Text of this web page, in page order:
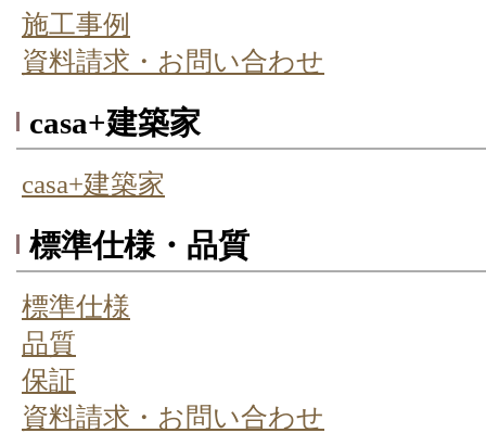
施工事例
資料請求・お問い合わせ
casa+建築家
casa+建築家
標準仕様・品質
標準仕様
品質
保証
資料請求・お問い合わせ